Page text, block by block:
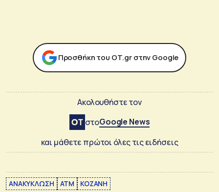
Προσθήκη του ΟΤ.gr στην Google
Ακολουθήστε τον
στοGoogle News
και μάθετε πρώτοι όλες τις ειδήσεις
ΑΝΑΚΥΚΛΩΣΗ ΑΤΜ ΚΟΖΑΝΗ